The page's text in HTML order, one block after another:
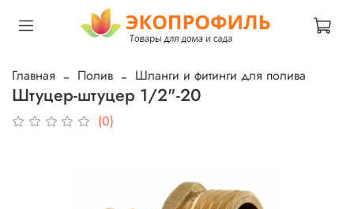
Главная Полив Шланги и фитинги для полива
Штуцер-штуцер 1/2"-20
(0)